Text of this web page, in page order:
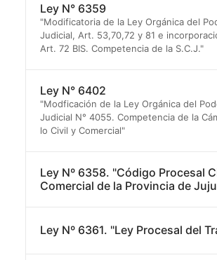
Ley N° 6359
"Modificatoria de la Ley Orgánica del
Judicial, Art. 53,70,72 y 81 e
Art. 72 BIS. Competencia de la S.C.J."
Ley N° 6402
"Modficación de la Ley Orgánica del
Judicial N° 4055. Competencia de la
lo Civil y Comercial"
Ley Nº 6358. "Código Procesal
Comercial de la Provincia de
Ley Nº 6361. "Ley Procesal del